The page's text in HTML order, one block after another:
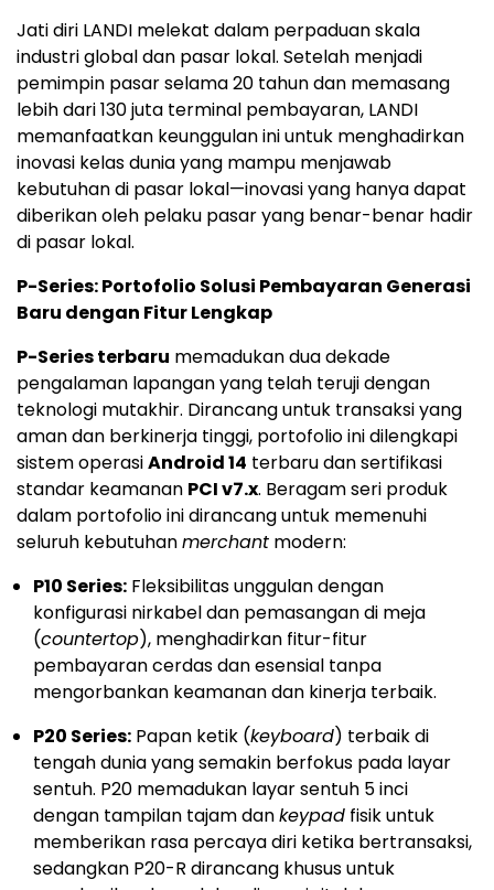
Jati diri LANDI melekat dalam perpaduan skala
industri global dan pasar lokal. Setelah menjadi
pemimpin pasar selama 20 tahun dan memasang
lebih dari 130 juta terminal pembayaran, LANDI
memanfaatkan keunggulan ini untuk menghadirkan
inovasi kelas dunia yang mampu menjawab
kebutuhan di pasar lokal—inovasi yang hanya dapat
diberikan oleh pelaku pasar yang benar-benar hadir
di pasar lokal.
P-Series: Portofolio Solusi Pembayaran Generasi
Baru dengan Fitur Lengkap
P-Series terbaru memadukan dua dekade
pengalaman lapangan yang telah teruji dengan
teknologi mutakhir. Dirancang untuk transaksi yang
aman dan berkinerja tinggi, portofolio ini dilengkapi
sistem operasiAndroid 14 terbaru dan sertifikasi
standar keamanan PCI v7.x. Beragam seri produk
dalam portofolio ini dirancang untuk memenuhi
seluruh kebutuhanmerchant modern:
P10 Series: Fleksibilitas unggulan dengan
konfigurasi nirkabel dan pemasangan di meja
(countertop), menghadirkan fitur-fitur
pembayaran cerdas dan esensial tanpa
mengorbankan keamanan dan kinerja terbaik.
P20 Series: Papan ketik (keyboard) terbaik di
tengah dunia yang semakin berfokus pada layar
sentuh. P20 memadukan layar sentuh 5 inci
dengan tampilan tajam dankeypad fisik untuk
memberikan rasa percaya diri ketika bertransaksi,
sedangkan P20-R dirancang khusus untuk